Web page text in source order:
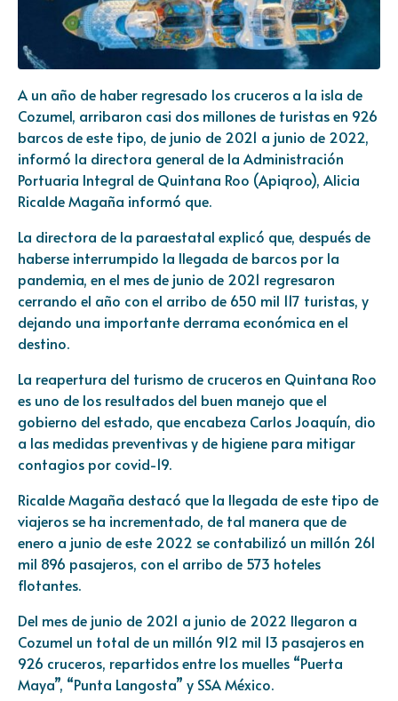
A un año de haber regresado los cruceros a la isla de
Cozumel, arribaron casi dos millones de turistas en 926
barcos de este tipo, de junio de 2021 a junio de 2022,
informó la directora general de la Administración
Portuaria Integral de Quintana Roo (Apiqroo), Alicia
Ricalde Magaña informó que.
La directora de la paraestatal explicó que, después de
haberse interrumpido la llegada de barcos por la
pandemia, en el mes de junio de 2021 regresaron
cerrando el año con el arribo de 650 mil 117 turistas, y
dejando una importante derrama económica en el
destino.
La reapertura del turismo de cruceros en Quintana Roo
es uno de los resultados del buen manejo que el
gobierno del estado, que encabeza Carlos Joaquín, dio
a las medidas preventivas y de higiene para mitigar
contagios por covid-19.
Ricalde Magaña destacó que la llegada de este tipo de
viajeros se ha incrementado, de tal manera que de
enero a junio de este 2022 se contabilizó un millón 261
mil 896 pasajeros, con el arribo de 573 hoteles
flotantes.
Del mes de junio de 2021 a junio de 2022 llegaron a
Cozumel un total de un millón 912 mil 13 pasajeros en
926 cruceros, repartidos entre los muelles “Puerta
Maya”, “Punta Langosta” y SSA México.